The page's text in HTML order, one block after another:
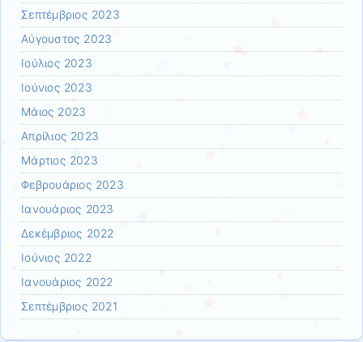
Σεπτέμβριος 2023
Αύγουστος 2023
Ιούλιος 2023
Ιούνιος 2023
Μάιος 2023
Απρίλιος 2023
Μάρτιος 2023
Φεβρουάριος 2023
Ιανουάριος 2023
Δεκέμβριος 2022
Ιούνιος 2022
Ιανουάριος 2022
Σεπτέμβριος 2021